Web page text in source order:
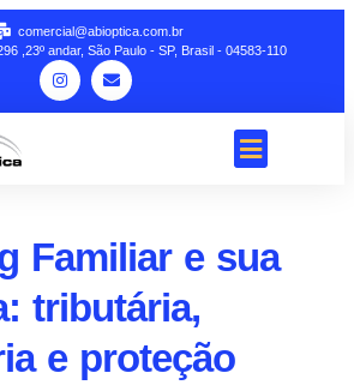
comercial@abioptica.com.br
,23º andar, São Paulo - SP, Brasil - 04583-110
Familiar e sua
tributária,
e proteção